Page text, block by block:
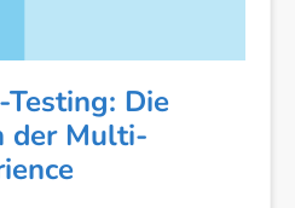
Die
der Multi-